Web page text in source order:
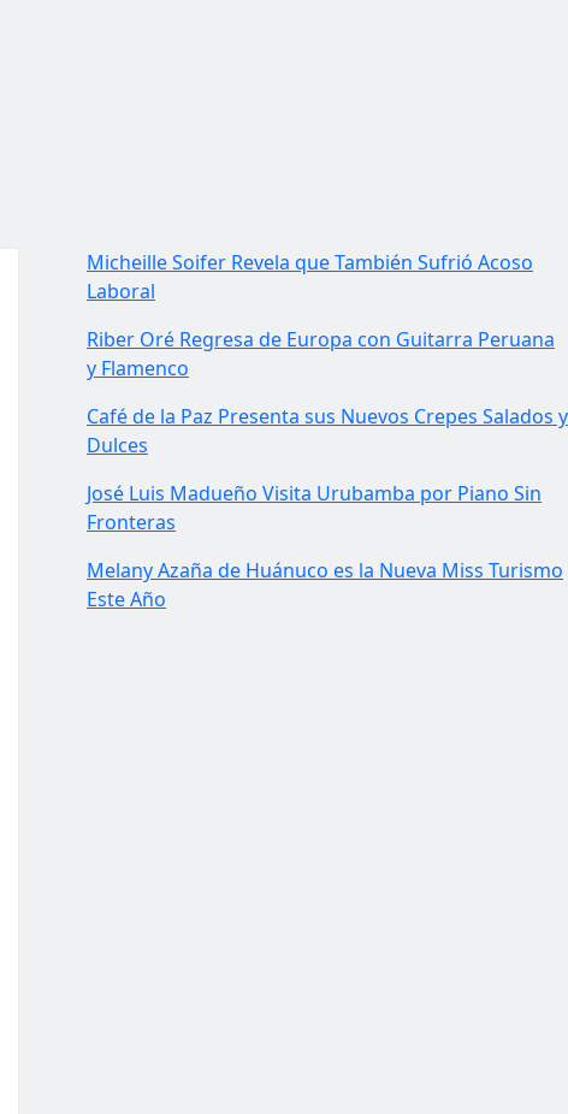
Micheille Soifer Revela que También Sufrió Acoso
Laboral
Riber Oré Regresa de Europa con Guitarra Peruana
y Flamenco
Café de la Paz Presenta sus Nuevos Crepes Salados y
Dulces
José Luis Madueño Visita Urubamba por Piano Sin
Fronteras
Melany Azaña de Huánuco es la Nueva Miss Turismo
Este Año